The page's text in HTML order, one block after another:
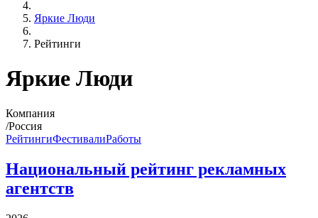
Яркие Люди
Рейтинги
Яркие Люди
Компания
/Россия
РейтингиФестивалиРаботы
Национальный рейтинг рекламных
агентств